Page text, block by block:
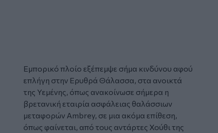
Εμπορικό πλοίο εξέπεμψε σήμα κινδύνου αφού
επλήγη στην Ερυθρά Θάλασσα, στα ανοικτά
της Υεμένης, όπως ανακοίνωσε σήμερα η
βρετανική εταιρία ασφάλειας θαλάσσιων
μεταφορών Ambrey, σε μια ακόμα επίθεση,
όπως φαίνεται, από τους αντάρτες Χούθι της